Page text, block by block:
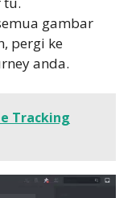
gambar
pergi ke
anda.
Tracking